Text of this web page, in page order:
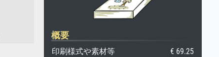
概要
印刷様式や素材等
€ 69.25